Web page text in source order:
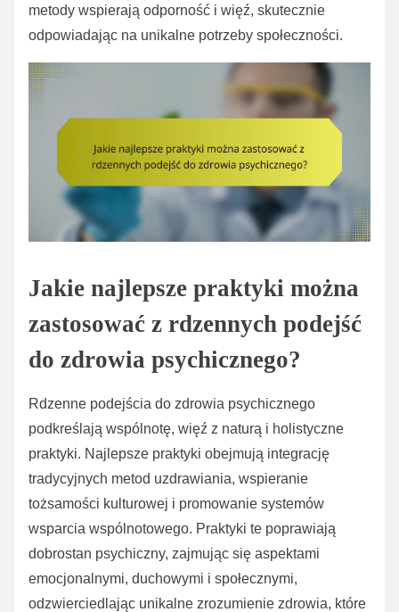
metody wspierają odporność i więź, skutecznie
odpowiadając na unikalne potrzeby społeczności.
Jakie najlepsze praktyki można
zastosować z rdzennych podejść
do zdrowia psychicznego?
Rdzenne podejścia do zdrowia psychicznego
podkreślają wspólnotę, więź z naturą i holistyczne
praktyki. Najlepsze praktyki obejmują integrację
tradycyjnych metod uzdrawiania, wspieranie
tożsamości kulturowej i promowanie systemów
wsparcia wspólnotowego. Praktyki te poprawiają
dobrostan psychiczny, zajmując się aspektami
emocjonalnymi, duchowymi i społecznymi,
odzwierciedlając unikalne zrozumienie zdrowia, które